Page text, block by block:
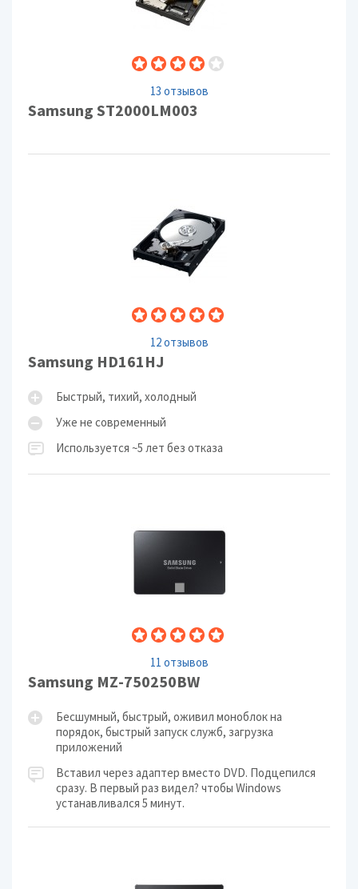
13 отзывов
Samsung ST2000LM003
12 отзывов
Samsung HD161HJ
Быстрый, тихий, холодный
Уже не современный
Используется ~5 лет без отказа
11 отзывов
Samsung MZ-750250BW
Бесшумный, быстрый, оживил моноблок на
порядок, быстрый запуск служб, загрузка
приложений
Вставил через адаптер вместо DVD. Подцепился
сразу. В первый раз видел? чтобы Windows
устанавливался 5 минут.